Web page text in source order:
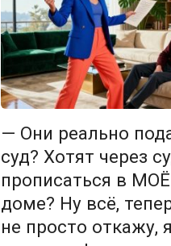
— Они реально
суд? Хотят через
прописаться в
доме? Ну всё,
не просто откажу,